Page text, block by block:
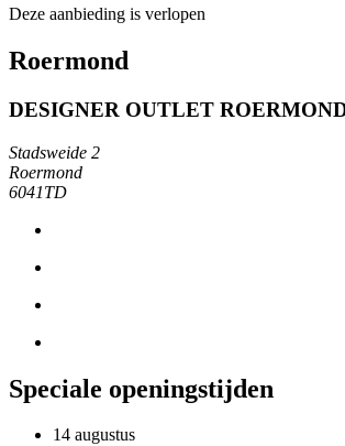
Deze aanbieding is verlopen
Roermond
DESIGNER OUTLET
Stadsweide 2
Roermond
6041TD
Speciale openingstijden
14 augustus